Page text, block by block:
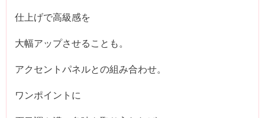
仕上げで高級感を
大幅アップさせることも。
アクセントパネルとの組み合わせ。
ワンポイントに